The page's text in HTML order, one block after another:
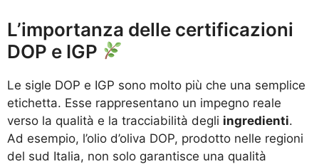
L’importanza delle certificazioni
DOP e IGP
Le sigle DOP e IGP sono molto più che una semplice
etichetta. Esse rappresentano un impegno reale
verso la qualità e la tracciabilità degli ingredienti.
Ad esempio, l’olio d’oliva DOP, prodotto nelle regioni
del sud Italia, non solo garantisce una qualità